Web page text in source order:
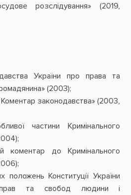
розслідування» (2019,
України про права та
(2003);
Коментар законодавства» (2003,
частини Кримінального
коментар до Кримінального
положень Конституції України
та свобод людини і